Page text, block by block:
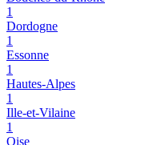
1
Dordogne
1
Essonne
1
Hautes-Alpes
1
Ille-et-Vilaine
1
Oise